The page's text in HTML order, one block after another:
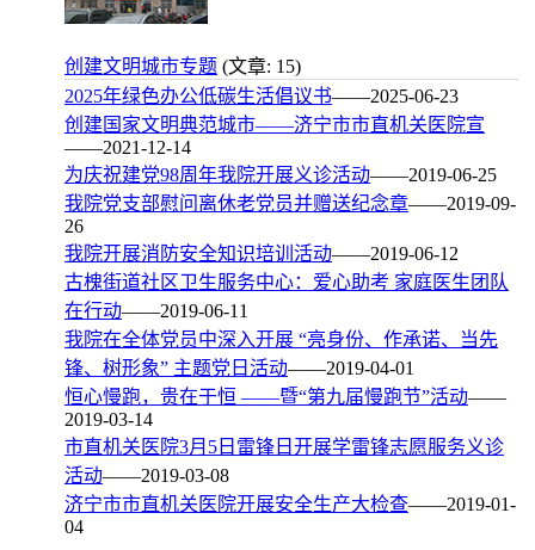
创建文明城市专题 (文章: 15)
2025年绿色办公低碳生活倡议书——2025-06-23
创建国家文明典范城市——济宁市市直机关医院宣
——2021-12-14
为庆祝建党98周年我院开展义诊活动——2019-06-25
我院党支部慰问离休老党员并赠送纪念章——2019-09-
26
我院开展消防安全知识培训活动——2019-06-12
古槐街道社区卫生服务中心：爱心助考 家庭医生团队
在行动——2019-06-11
我院在全体党员中深入开展 “亮身份、作承诺、当先
锋、树形象” 主题党日活动——2019-04-01
恒心慢跑，贵在于恒 ——暨“第九届慢跑节”活动——
2019-03-14
市直机关医院3月5日雷锋日开展学雷锋志愿服务义诊
活动——2019-03-08
济宁市市直机关医院开展安全生产大检查——2019-01-
04